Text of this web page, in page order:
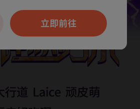
App阅读，可打开App新用
户7天免费看立即前往